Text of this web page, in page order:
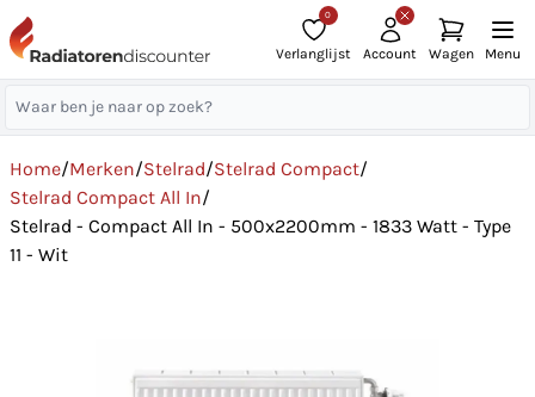
0
Verlanglijst Account Wagen Menu
Home/Merken/Stelrad/Stelrad Compact/
Stelrad Compact All In/
Stelrad - Compact All In - 500x2200mm - 1833 Watt - Type
11 - Wit